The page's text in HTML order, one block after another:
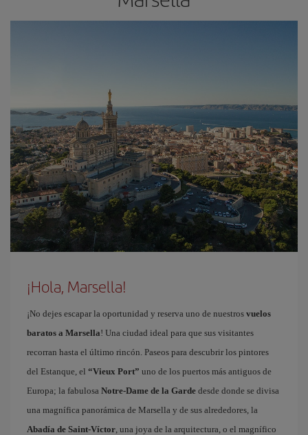
¡Hola, Marsella!
¡No dejes escapar la oportunidad y reserva uno de nuestros vuelos
baratos a Marsella! Una ciudad ideal para que sus visitantes
recorran hasta el último rincón. Paseos para descubrir los pintores
del Estanque, el “Vieux Port” uno de los puertos más antiguos de
Europa; la fabulosa Notre-Dame de la Garde desde donde se divisa
una magnífica panorámica de Marsella y de sus alrededores, la
Abadía de Saint-Víctor, una joya de la arquitectura, o el magnífico